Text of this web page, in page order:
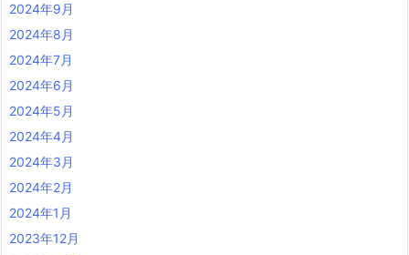
2024年9月
2024年8月
2024年7月
2024年6月
2024年5月
2024年4月
2024年3月
2024年2月
2024年1月
2023年12月